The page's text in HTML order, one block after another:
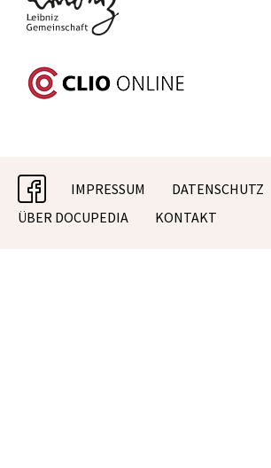
facebookIMPRESSUM
DATENSCHUTZ
ÜBER DOCUPEDIA
KONTAKT